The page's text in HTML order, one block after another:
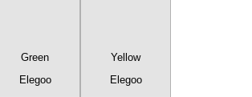
Green
Elegoo
Yellow
Elegoo